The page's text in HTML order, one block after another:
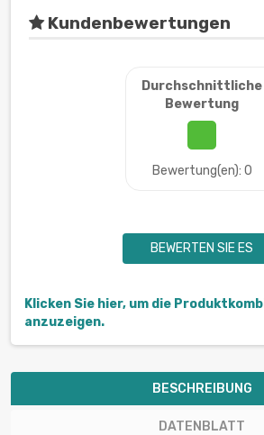
Kundenbewertungen
Durchschnittliche
Bewertung
Bewertung(en): 0
BEWERTEN SIE ES
Klicken Sie hier, um die
anzuzeigen.
BESCHREIBUNG
DATENBLATT